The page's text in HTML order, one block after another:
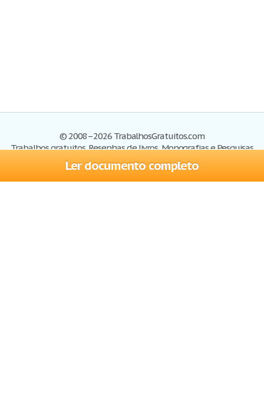
Ler documento completo
© 2008–2026 TrabalhosGratuitos.com
Trabalhos gratuitos, Resenhas de livros, Monografias e Pesquisas